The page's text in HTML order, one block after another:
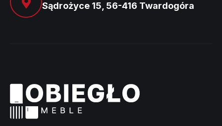
Sądrożyce 15, 56-416 Twardogóra